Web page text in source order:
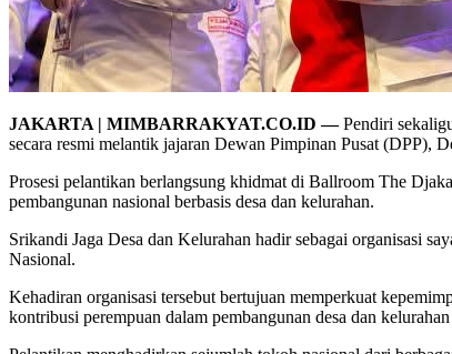
JAKARTA | MIMBARRAKYAT.CO.ID —Pendiri
secara resmi melantik jajaran Dewan Pimpinan Pusat (DPP),
Prosesi pelantikan berlangsung khidmat di Ballroom The
pembangunan nasional berbasis desa dan kelurahan.
Srikandi Jaga Desa dan Kelurahan hadir sebagai organisasi
Nasional.
Kehadiran organisasi tersebut bertujuan memperkuat
kontribusi perempuan dalam pembangunan desa dan